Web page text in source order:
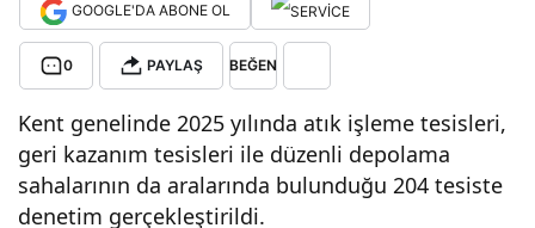
GOOGLE'DA ABONE OL
0 PAYLAŞ BEĞEN
Kent genelinde 2025 yılında atık işleme tesisleri,
geri kazanım tesisleri ile düzenli depolama
sahalarının da aralarında bulunduğu 204 tesiste
denetim gerçekleştirildi.
çevr
atık
Varsayılana